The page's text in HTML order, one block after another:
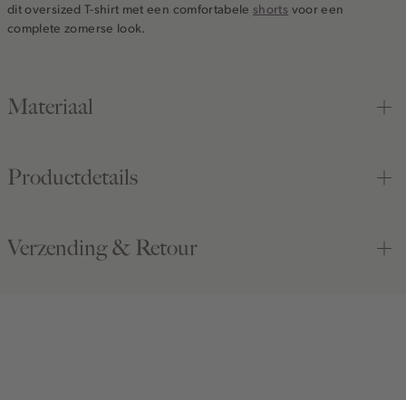
dit oversized T-shirt met een comfortabele shorts voor een
complete zomerse look.
Materiaal
Productdetails
Verzending & Retour